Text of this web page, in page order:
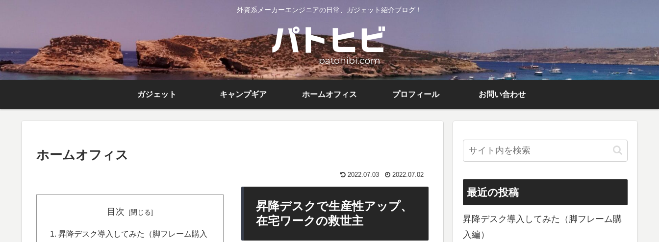
外資系メーカーエンジニアの日常、ガジェット紹介ブログ！
ガジェット キャンプギア ホームオフィス プロフィール お問い合わせ
ホームオフィス
2022.07.03 2022.07.02
目次
昇降デスク導入してみた（脚フレーム購入
昇降デスクで生産性アップ、
在宅ワークの救世主
最近の投稿
昇降デスク導入してみた（脚フレーム購
入編）